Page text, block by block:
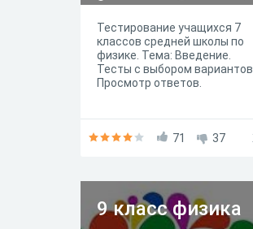
Тестирование учащихся 7
классов средней школы по
физике. Тема: Введение.
Тесты с выбором вариантов.
Просмотр ответов.
71 37
9 класс физика